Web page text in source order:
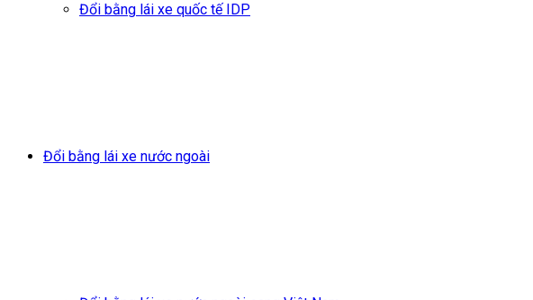
Đổi bằng lái xe quốc tế IDP
Đổi bằng lái xe nước ngoài